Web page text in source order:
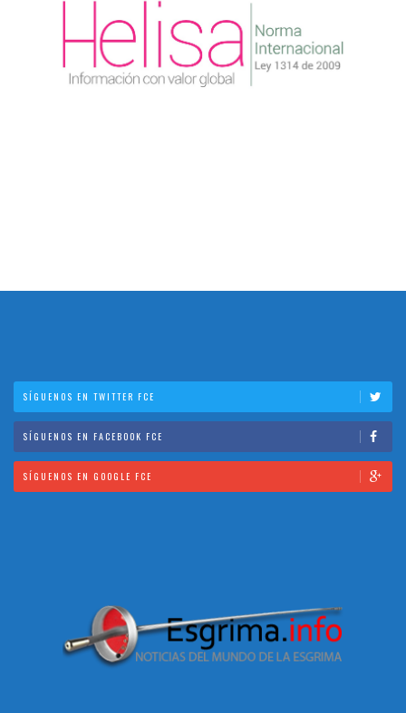
SÍGUENOS EN TWITTER FCE
SÍGUENOS EN FACEBOOK FCE
SÍGUENOS EN GOOGLE FCE